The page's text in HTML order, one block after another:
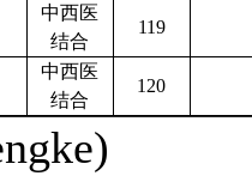
中西医
结合
119
中西医
结合
120